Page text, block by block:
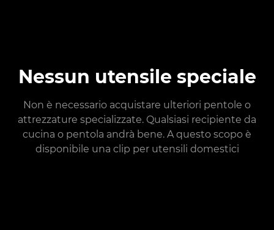
Nessun utensile speciale
Non è necessario acquistare ulteriori pentole o
attrezzature specializzate. Qualsiasi recipiente da
cucina o pentola andrà bene. A questo scopo è
disponibile una clip per utensili domestici